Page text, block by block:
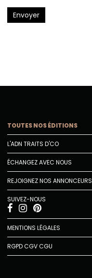
Envoyer
TOUTES NOS ÉDITIONS
L'ADN TRAITS D'CO
ÉCHANGEZ AVEC NOUS
REJOIGNEZ NOS ANNONCEURS
SUIVEZ-NOUS
MENTIONS LÉGALES
RGPDCGVCGU